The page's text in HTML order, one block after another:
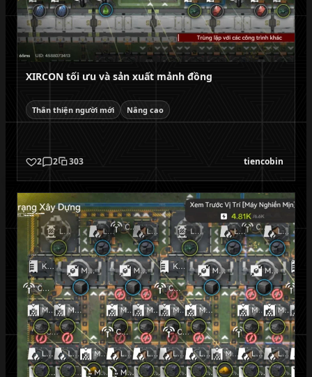
XIRCON tối ưu và sản xuất mảnh đồng
Thân thiện người mới Nâng cao
2 2 303 tiencobin